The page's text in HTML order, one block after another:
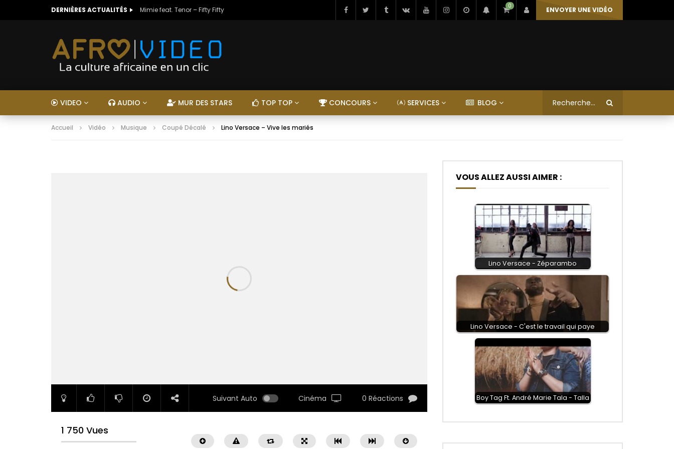
DERNIÈRES ACTUALITÉS Mimie feat. Tenor – Fifty Fifty 0 ENVOYER UNE VIDÉO
VIDEO AUDIO MUR DES STARS TOP TOP CONCOURS SERVICES BLOG
Accueil Vidéo Musique Coupé Décalé Lino Versace – Vive les mariés
Suivant Auto Cinéma 0 Réactions
1 750 Vues
VOUS ALLEZ AUSSI AIMER :
Lino Versace - Zéparambo
Lino Versace - C'est le travail qui paye
Boy Tag Ft. André Marie Tala - Talla